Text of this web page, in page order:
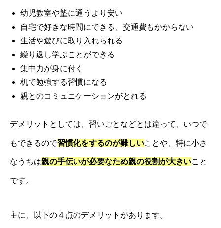
幼児教室や塾に通うより安い
自宅で好きな時間にできる、交通費もかからない
生活や遊びに取り入れられる
繰り返し学ぶことができる
集中力が身に付く
机で勉強する習慣になる
親とのコミュニケーションがとれる
デメリットとしては、習いごとなどとは違って、いつで
もできるので習慣化をするのが難しいことや、特に小さ
なうちは親の手伝いが必要なため親の役割が大きいこと
です。
主に、以下の４点のデメリットがあります。